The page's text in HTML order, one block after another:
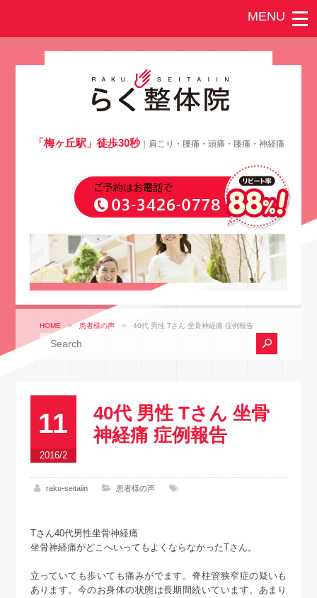
「梅ヶ丘駅」徒歩30秒｜肩こり・腰痛・頭痛・膝痛・神経痛
HOME > 患者様の声 >40代 男性 Tさん 坐骨神経痛 症例報告
11
2016/2
40代 男性 Tさん 坐骨
神経痛 症例報告
raku-seitaiin 患者様の声
Tさん40代男性坐骨神経痛
坐骨神経痛がどこへいってもよくならなかったTさん。
立っていても歩いても痛みがでます。脊柱管狭窄症の疑いも
あります。今のお身体の状態は長期間続いています。あまり